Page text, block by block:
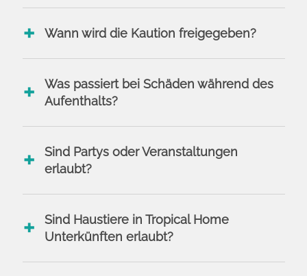
Wann wird die Kaution freigegeben?
Was passiert bei Schäden während des
Aufenthalts?
Sind Partys oder Veranstaltungen
erlaubt?
Sind Haustiere in Tropical Home
Unterkünften erlaubt?